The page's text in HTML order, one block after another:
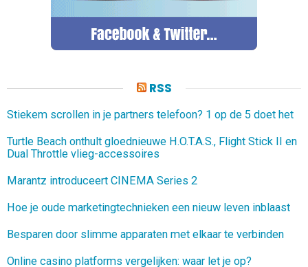
RSS
Stiekem scrollen in je partners telefoon? 1 op de 5 doet het
Turtle Beach onthult gloednieuwe H.O.T.A.S., Flight Stick II en
Dual Throttle vlieg-accessoires
Marantz introduceert CINEMA Series 2
Hoe je oude marketingtechnieken een nieuw leven inblaast
Besparen door slimme apparaten met elkaar te verbinden
Online casino platforms vergelijken: waar let je op?